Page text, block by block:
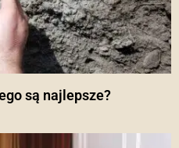
są najlepsze?